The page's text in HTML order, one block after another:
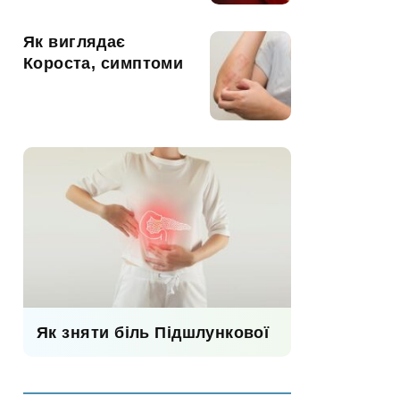
Як виглядає
Короста, симптоми
Як зняти біль Підшлункової